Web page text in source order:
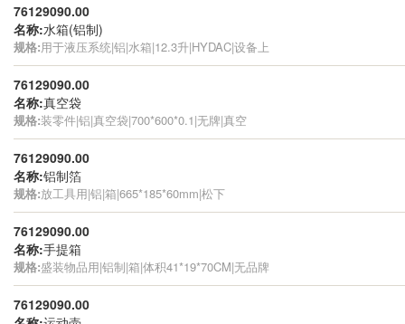
76129090.00
名称:水箱(铝制)
规格:用于液压系统|铝|水箱|12.3升|HYDAC|设备上
76129090.00
名称:真空袋
规格:装零件|铝|真空袋|700*600*0.1|无牌|真空
76129090.00
名称:铝制箔
规格:放工具用|铝|箱|665*185*60mm|松下
76129090.00
名称:手提箱
规格:盛装物品用|铝制|箱|体积41*19*70CM|无品牌
76129090.00